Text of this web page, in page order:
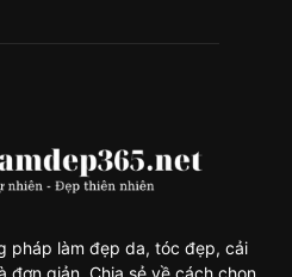
pháp làm đẹp da, tóc đẹp, cải
đơn giản. Chia sẻ về cách chọn